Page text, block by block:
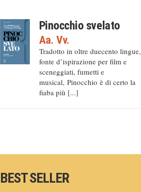
Pinocchio svelato
Aa. Vv.
Tradotto in oltre duecento lingue,
fonte d’ispirazione per film e
sceneggiati, fumetti e
musical, Pinocchio è di certo la
fiaba più [...]
BEST SELLER